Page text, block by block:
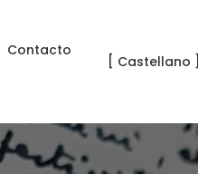
Contacto
[ Castellano ]